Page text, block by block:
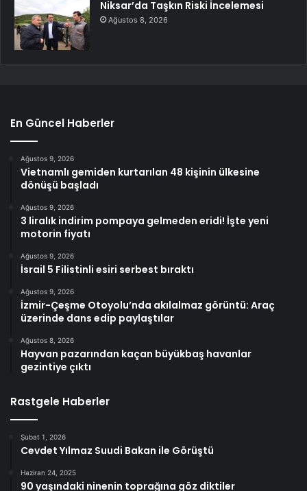
Niksar’da Taşkın Riski İncelemesi
Ağustos 8, 2026
En Güncel Haberler
Ağustos 9, 2026
Vietnamlı gemiden kurtarılan 48 kişinin ülkesine
dönüşü başladı
Ağustos 9, 2026
3 liralık indirim pompaya gelmeden eridi! İşte yeni
motorin fiyatı
Ağustos 9, 2026
İsrail 5 Filistinli esiri serbest bıraktı
Ağustos 9, 2026
İzmir-Çeşme Otoyolu’nda akılalmaz görüntü: Araç
üzerinde dans edip paylaştılar
Ağustos 8, 2026
Hayvan pazarından kaçan büyükbaş havanlar
gezintiye çıktı
Rastgele Haberler
Şubat 1, 2026
Cevdet Yılmaz Suudi Bakan ile Görüştü
Haziran 24, 2025
90 yaşındaki ninenin toprağına göz diktiler